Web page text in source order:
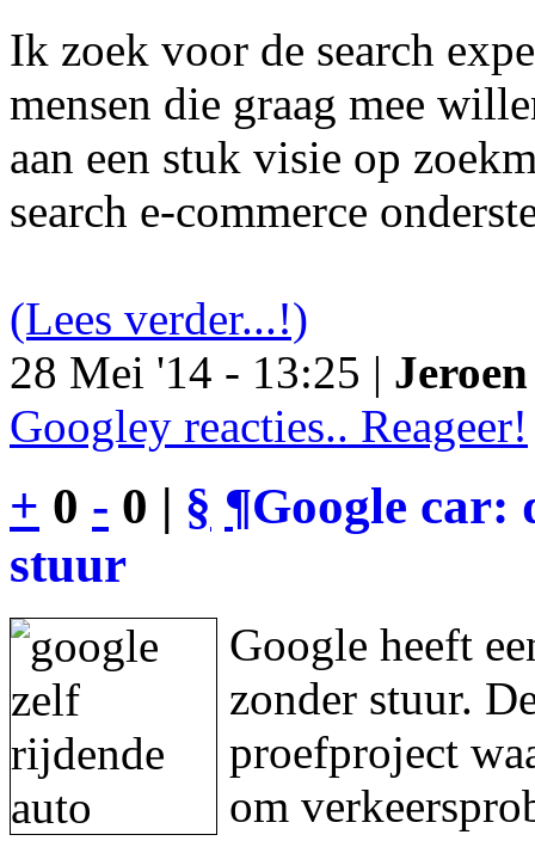
Ik zoek voor de search
mensen die graag mee
aan een stuk visie op
search e-commerce
(Lees verder...!)
28 Mei '14 - 13:25 |
Googley reacties.. Reageer!
+ 0 - 0 | § ¶Google car:
stuur
Google heeft
zonder stuur.
proefproject
om